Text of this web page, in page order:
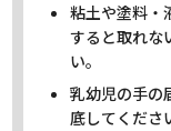
粘土や塗料・
すると取れな
い。
乳幼児の手の
底してくださ